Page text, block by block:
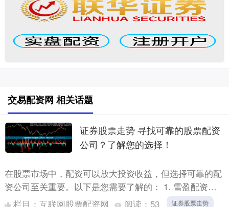
交易配资网 相关话题
证券股票走势 寻找可靠的股票配资
公司？了解您的选择！
在股票市场中，配资可以放大投资收益，但选择可靠的配
资公司至关重要。以下是您需要了解的： 1. 雪盈配资：
提供全球股票、期货、外汇等多种交易品种的配资服务，
栏目： 互联网股票配资网 阅读： 53 证券股票走势